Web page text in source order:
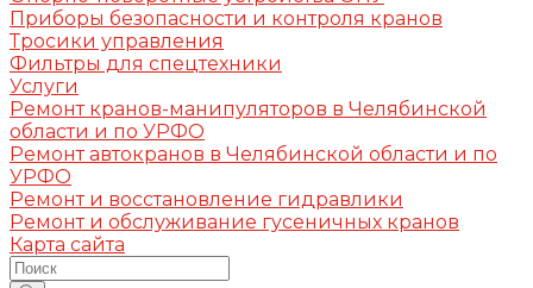
Приборы безопасности и контроля кранов
Тросики управления
Фильтры для спецтехники
Услуги
Ремонт кранов-манипуляторов в Челябинской
области и по УРФО
Ремонт автокранов в Челябинской области и по
УРФО
Ремонт и восстановление гидравлики
Ремонт и обслуживание гусеничных кранов
Карта сайта